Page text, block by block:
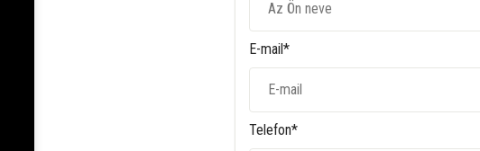
E-mail*
Telefon*